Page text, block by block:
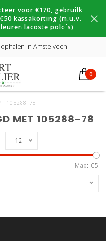
voor €170, gebruilk
kassakorting (m.u.v.
lacoste polo´s)
in Amstelveen
0
105288-78
MET 105288-78
12
Max: €5